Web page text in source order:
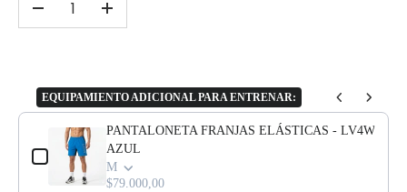
+
EQUIPAMIENTO ADICIONAL PARA ENTRENAR:
Use the Previous and Next buttons to navigate through product
PANTALONETA FRANJAS ELÁSTICAS - LV4W
AZUL
M
$79.000,00